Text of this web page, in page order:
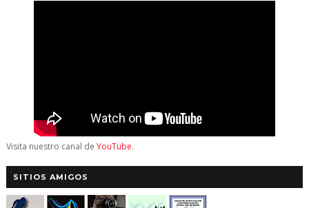
Visita nuestro canal de YouTube.
SITIOS AMIGOS